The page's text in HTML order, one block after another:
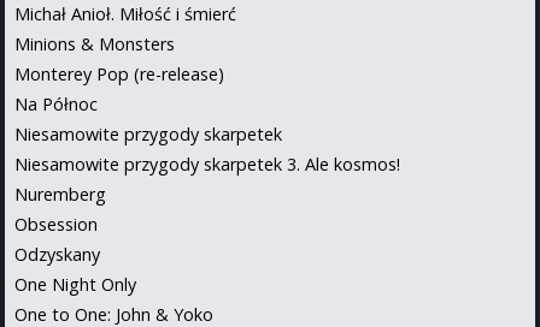
Michał Anioł. Miłość i śmierć
Minions & Monsters
Monterey Pop (re-release)
Na Północ
Niesamowite przygody skarpetek
Niesamowite przygody skarpetek 3. Ale kosmos!
Nuremberg
Obsession
Odzyskany
One Night Only
One to One: John & Yoko